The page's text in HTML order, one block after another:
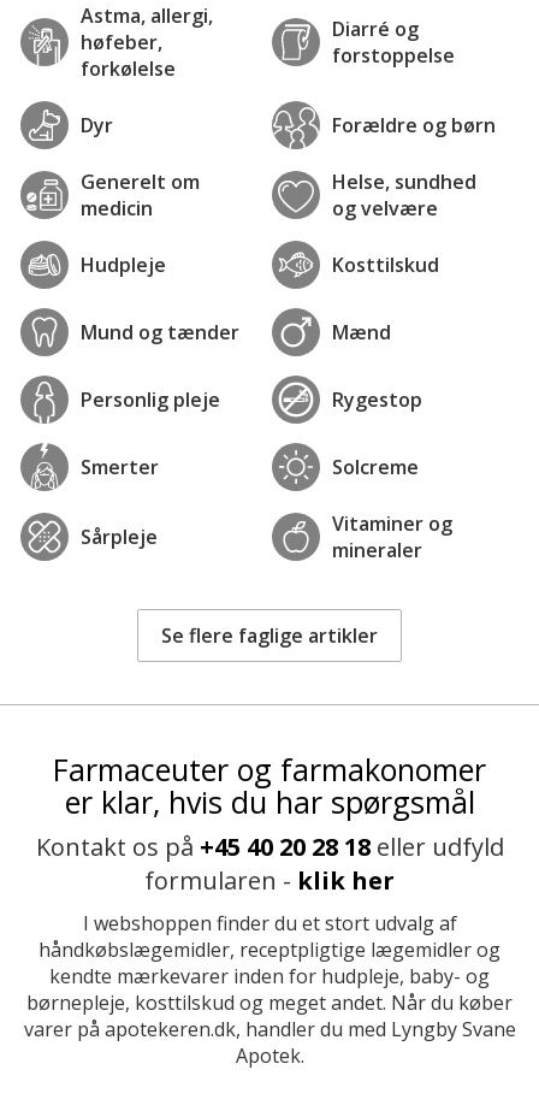
Astma, allergi,
høfeber,
forkølelse
Diarré og
forstoppelse
Dyr Forældre og børn
Generelt om
medicin
Helse, sundhed
og velvære
Hudpleje Kosttilskud
Mund og tænder Mænd
Personlig pleje Rygestop
Smerter Solcreme
Sårpleje
Vitaminer og
mineraler
Se flere faglige artikler
Farmaceuter og farmakonomer
er klar, hvis du har spørgsmål
Kontakt os på +45 40 20 28 18eller udfyld
formularen - klik her
I webshoppen finder du et stort udvalg af
håndkøbslægemidler, receptpligtige lægemidler og
kendte mærkevarer inden for hudpleje, baby- og
børnepleje, kosttilskud og meget andet. Når du køber
varer på apotekeren.dk, handler du med Lyngby Svane
Apotek.